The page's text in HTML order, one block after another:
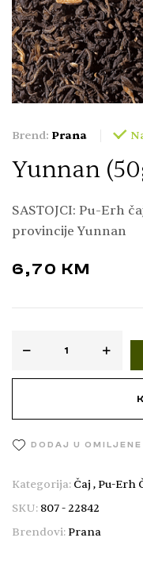
Brend: Prana
Yunnan
SASTOJCI: Pu-Erh
provincije Yunnan
6,70 KM
DODAJ U OMILJENE
Kategorija: Čaj , Pu-Erh
SKU: 807 - 22842
Brendovi: Prana